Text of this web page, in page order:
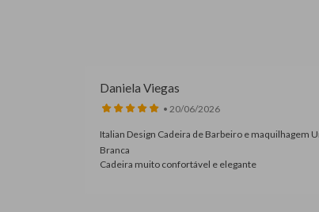
Daniela Viegas
• 20/06/2026
Italian Design Cadeira de Barbeiro e maquilhagem
Branca
Cadeira muito confortável e elegante